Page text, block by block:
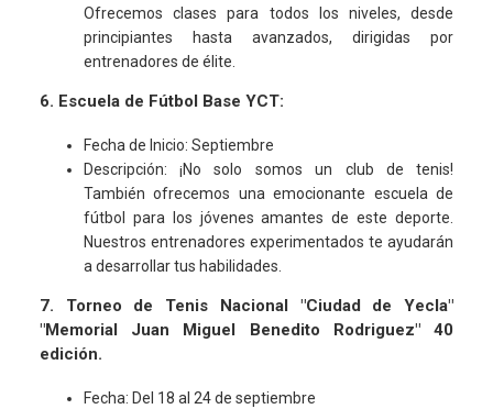
Ofrecemos clases para todos los niveles, desde
principiantes hasta avanzados, dirigidas por
entrenadores de élite.
6. Escuela de Fútbol Base YCT:
Fecha de Inicio: Septiembre
Descripción: ¡No solo somos un club de tenis!
También ofrecemos una emocionante escuela de
fútbol para los jóvenes amantes de este deporte.
Nuestros entrenadores experimentados te ayudarán
a desarrollar tus habilidades.
7. Torneo de Tenis Nacional "Ciudad de Yecla"
"Memorial Juan Miguel Benedito Rodriguez" 40
edición.
Fecha: Del 18 al 24 de septiembre